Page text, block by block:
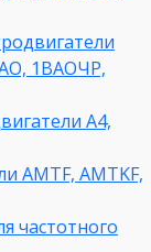
1ВАОЧР,
A4,
AMTF, AMTKF,
частотного